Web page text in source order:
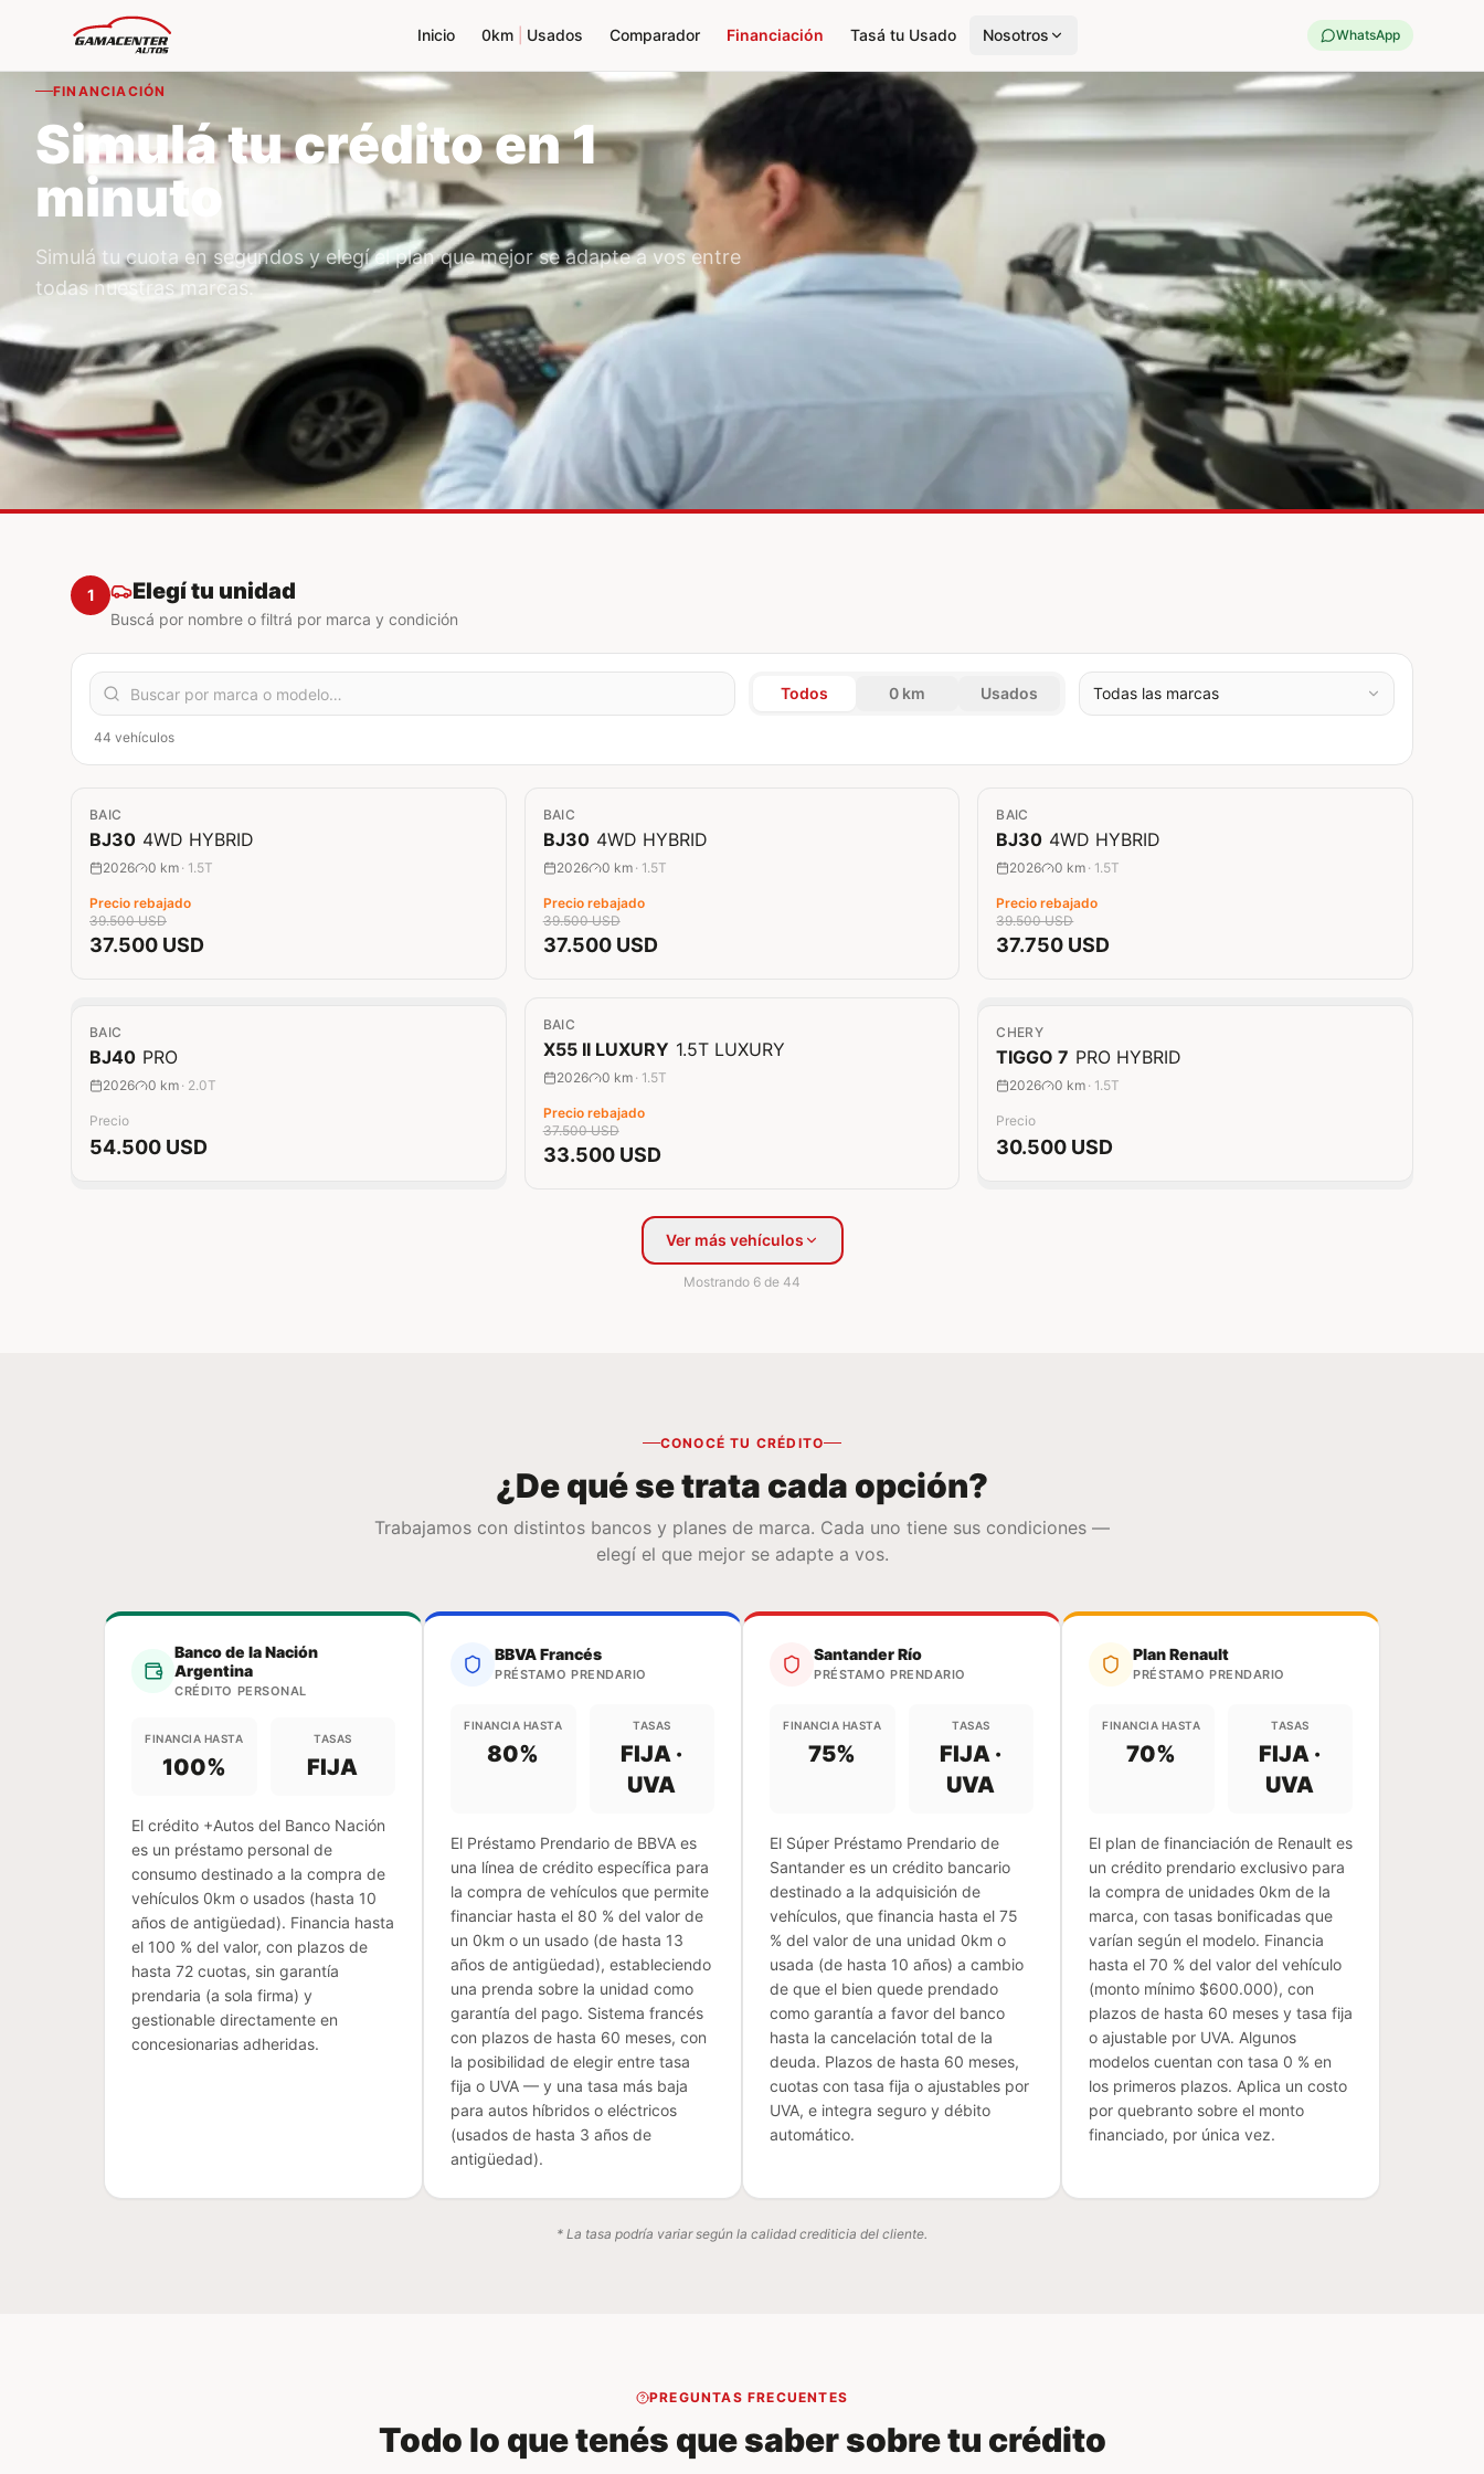
Inicio 0km Usados Comparador Financiación Tasá tu Usado Nosotros WhatsApp
FINANCIACIÓN
Simulá tu crédito en 1
minuto
Simulá tu cuota en segundos y elegí el plan que mejor se adapte a vos entre
todas nuestras marcas.
1 Elegí tu unidad
Buscá por nombre o filtrá por marca y condición
Todos 0 km Usados
44 vehículos
0 km
BAIC
BJ30 4WD HYBRID
2026 0 km · 1.5T
Precio rebajado
39.500 USD
37.500 USD
0 km
Nuevo Ingreso
BAIC
BJ30 4WD HYBRID
2026 0 km · 1.5T
Precio rebajado
39.500 USD
37.500 USD
0 km
BAIC
BJ30 4WD HYBRID
2026 0 km · 1.5T
Precio rebajado
39.500 USD
37.750 USD
0 km
BAIC
BJ40 PRO
2026 0 km · 2.0T
Precio
54.500 USD
0 km
BAIC
X55 II LUXURY 1.5T LUXURY
2026 0 km · 1.5T
Precio rebajado
37.500 USD
33.500 USD
0 km
CHERY
TIGGO 7 PRO HYBRID
2026 0 km · 1.5T
Precio
30.500 USD
Ver más vehículos
Mostrando 6 de 44
CONOCÉ TU CRÉDITO
¿De qué se trata cada opción?
Trabajamos con distintos bancos y planes de marca. Cada uno tiene sus condiciones —
elegí el que mejor se adapte a vos.
Banco de la Nación
Argentina
CRÉDITO PERSONAL
FINANCIA HASTA
100%
TASAS
FIJA
El crédito +Autos del Banco Nación
es un préstamo personal de
consumo destinado a la compra de
vehículos 0km o usados (hasta 10
años de antigüedad). Financia hasta
el 100 % del valor, con plazos de
hasta 72 cuotas, sin garantía
prendaria (a sola firma) y
gestionable directamente en
concesionarias adheridas.
BBVA Francés
PRÉSTAMO PRENDARIO
FINANCIA HASTA
80%
TASAS
FIJA ·
UVA
El Préstamo Prendario de BBVA es
una línea de crédito específica para
la compra de vehículos que permite
financiar hasta el 80 % del valor de
un 0km o un usado (de hasta 13
años de antigüedad), estableciendo
una prenda sobre la unidad como
garantía del pago. Sistema francés
con plazos de hasta 60 meses, con
la posibilidad de elegir entre tasa
fija o UVA — y una tasa más baja
para autos híbridos o eléctricos
(usados de hasta 3 años de
antigüedad).
Santander Río
PRÉSTAMO PRENDARIO
FINANCIA HASTA
75%
TASAS
FIJA ·
UVA
El Súper Préstamo Prendario de
Santander es un crédito bancario
destinado a la adquisición de
vehículos, que financia hasta el 75
% del valor de una unidad 0km o
usada (de hasta 10 años) a cambio
de que el bien quede prendado
como garantía a favor del banco
hasta la cancelación total de la
deuda. Plazos de hasta 60 meses,
cuotas con tasa fija o ajustables por
UVA, e integra seguro y débito
automático.
Plan Renault
PRÉSTAMO PRENDARIO
FINANCIA HASTA
70%
TASAS
FIJA ·
UVA
El plan de financiación de Renault es
un crédito prendario exclusivo para
la compra de unidades 0km de la
marca, con tasas bonificadas que
varían según el modelo. Financia
hasta el 70 % del valor del vehículo
(monto mínimo $600.000), con
plazos de hasta 60 meses y tasa fija
o ajustable por UVA. Algunos
modelos cuentan con tasa 0 % en
los primeros plazos. Aplica un costo
por quebranto sobre el monto
financiado, por única vez.
* La tasa podría variar según la calidad crediticia del cliente.
PREGUNTAS FRECUENTES
Todo lo que tenés que saber sobre tu crédito